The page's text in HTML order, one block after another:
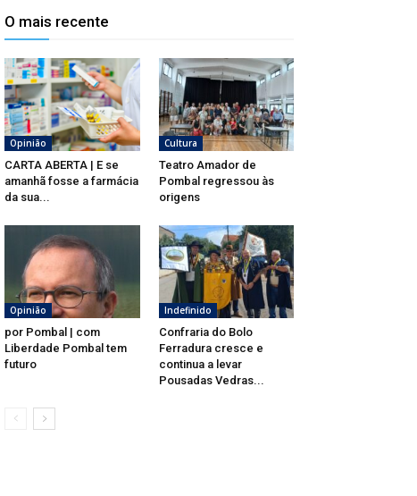
O mais recente
Opinião
CARTA ABERTA | E se
amanhã fosse a farmácia
da sua...
Cultura
Teatro Amador de
Pombal regressou às
origens
Opinião
por Pombal | com
Liberdade Pombal tem
futuro
Indefinido
Confraria do Bolo
Ferradura cresce e
continua a levar
Pousadas Vedras...